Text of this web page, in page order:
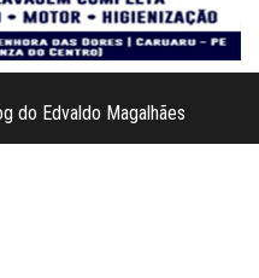
do Edvaldo Magalhães